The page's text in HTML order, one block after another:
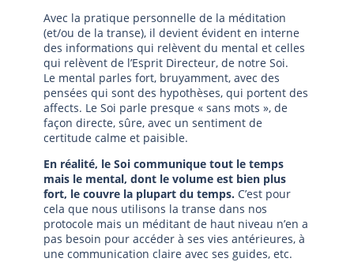
Avec la pratique personnelle de la méditation
(et/ou de la transe), il devient évident en interne
des informations qui relèvent du mental et celles
qui relèvent de l’Esprit Directeur, de notre Soi.
Le mental parles fort, bruyamment, avec des
pensées qui sont des hypothèses, qui portent des
affects. Le Soi parle presque « sans mots », de
façon directe, sûre, avec un sentiment de
certitude calme et paisible.
En réalité, le Soi communique tout le temps
mais le mental, dont le volume est bien plus
fort, le couvre la plupart du temps. C’est pour
cela que nous utilisons la transe dans nos
protocole mais un méditant de haut niveau n’en a
pas besoin pour accéder à ses vies antérieures, à
une communication claire avec ses guides, etc.